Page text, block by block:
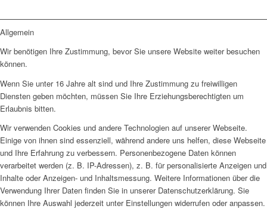
Allgemein
Wir benötigen Ihre Zustimmung, bevor Sie unsere Website weiter besuchen
können.
Wenn Sie unter 16 Jahre alt sind und Ihre Zustimmung zu freiwilligen
Diensten geben möchten, müssen Sie Ihre Erziehungsberechtigten um
Erlaubnis bitten.
Wir verwenden Cookies und andere Technologien auf unserer Webseite.
Einige von ihnen sind essenziell, während andere uns helfen, diese Webseite
und Ihre Erfahrung zu verbessern. Personenbezogene Daten können
verarbeitet werden (z. B. IP-Adressen), z. B. für personalisierte Anzeigen und
Inhalte oder Anzeigen- und Inhaltsmessung. Weitere Informationen über die
Verwendung Ihrer Daten finden Sie in unserer Datenschutzerklärung. Sie
können Ihre Auswahl jederzeit unter Einstellungen widerrufen oder anpassen.